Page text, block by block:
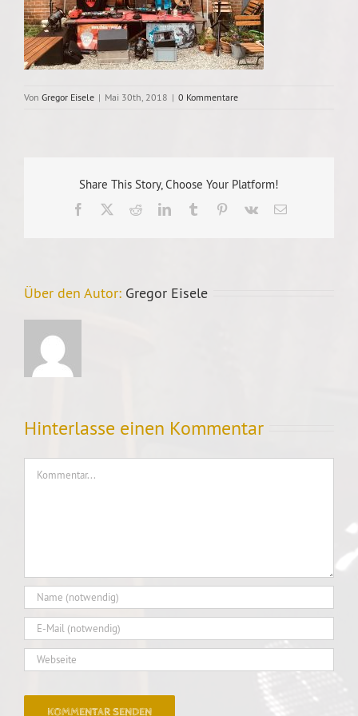
Von Gregor Eisele | Mai 30th, 2018 | 0 Kommentare
Share This Story, Choose Your Platform!
Facebook RedditLinkedInTumblr Pinterest
Vk
E-
Über den Autor: Gregor Eisele
Hinterlasse einen Kommentar
Kommentar